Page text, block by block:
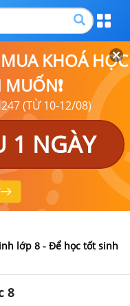
KHOÁ HỌC
(TỪ 10-12/08)
1 NGÀY
lớp 8 - Để học tốt sinh
8